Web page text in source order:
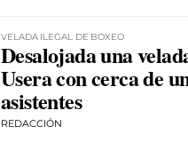
VELADA ILEGAL DE BOXEO
Desalojada una
Usera con cerca de
asistentes
REDACCIÓN